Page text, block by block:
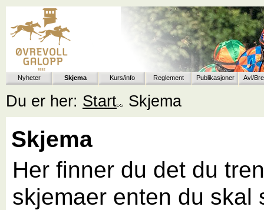
Nyheter Skjema Kurs/info Reglement Publikasjoner Avl/
Du er her: Start Skjema
Skjema
Her finner du det du
skjemaer enten du skal